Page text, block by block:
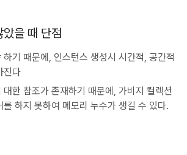
을 때 단점
하기 때문에, 인스턴스 생성시 시간적, 공간적
진다
대한 참조가 존재하기 때문에, 가비지 컬렉션
를 하지 못하여 메모리 누수가 생길 수 있다.